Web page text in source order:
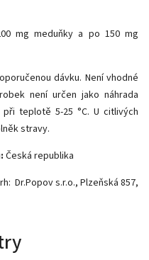
mg meduňky a po 150 mg
dávku. Není vhodné
není určen jako náhrada
teplotě 5-25 °C. U citlivých
stravy.
Česká republika
Dr.Popov s.r.o., Plzeňská 857,